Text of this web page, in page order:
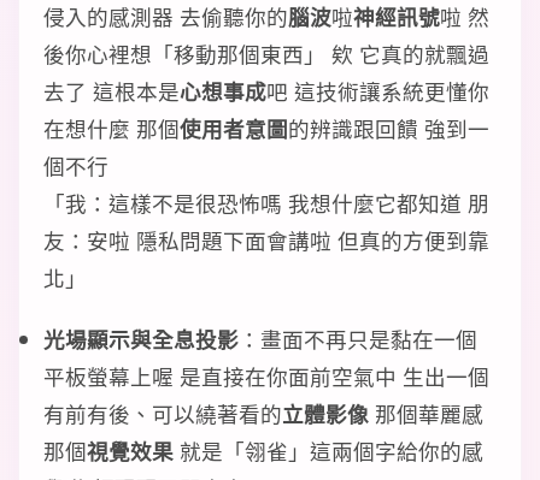
侵入的感測器 去偷聽你的腦波啦神經訊號啦 然
後你心裡想「移動那個東西」 欸 它真的就飄過
去了 這根本是心想事成吧 這技術讓系統更懂你
在想什麼 那個使用者意圖的辨識跟回饋 強到一
個不行
「我：這樣不是很恐怖嗎 我想什麼它都知道 朋
友：安啦 隱私問題下面會講啦 但真的方便到靠
北」
光場顯示與全息投影 ：畫面不再只是黏在一個
平板螢幕上喔 是直接在你面前空氣中 生出一個
有前有後、可以繞著看的立體影像 那個華麗感
那個視覺效果 就是「翎雀」這兩個字給你的感